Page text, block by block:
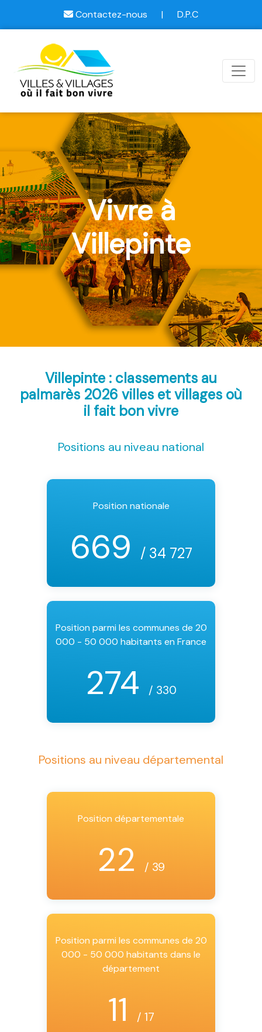
Contactez-nous | D.P.C
Vivre à
Villepinte
Villepinte : classements au
palmarès 2026 villes et villages où
il fait bon vivre
Positions au niveau national
Position nationale
669 / 34 727
Position parmi les communes de 20
000 - 50 000 habitants en France
274 / 330
Positions au niveau départemental
Position départementale
22 / 39
Position parmi les communes de 20
000 - 50 000 habitants dans le
département
11 / 17